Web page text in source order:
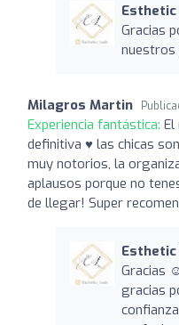
Esthetic
Gracias
Milagros Martin
Experiencia fantástica: El
definitiva ♥️ las chicas
muy notorios, la
aplausos porque no
de llegar! Super
Esthetic
Gracias
gracias